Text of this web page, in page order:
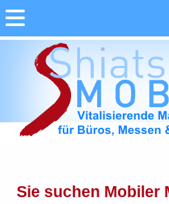
Sie suchen Mobiler